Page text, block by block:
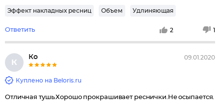
Эффект накладных ресниц Объем Удлиняющая
Ответить 2 1
К
Ко 09.01.2020
Куплено на Beloris.ru
Отличная тушь.Хорошо прокрашивает реснички.Не осыпается.